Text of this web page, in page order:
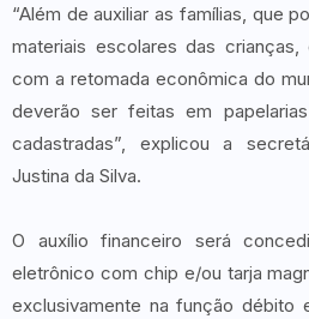
“Além de auxiliar as famílias, que
materiais escolares das
com a retomada econômica do
deverão ser feitas em
cadastradas”, explicou a
Justina da Silva.
O auxílio financeiro será
eletrônico com chip e/ou tarja
exclusivamente na função débito